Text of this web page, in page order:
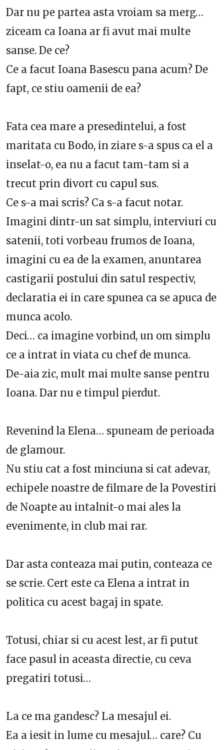
Dar nu pe partea asta vroiam sa merg…
ziceam ca Ioana ar fi avut mai multe
sanse. De ce?
Ce a facut Ioana Basescu pana acum? De
fapt, ce stiu oamenii de ea?
Fata cea mare a presedintelui, a fost
maritata cu Bodo, in ziare s-a spus ca el a
inselat-o, ea nu a facut tam-tam si a
trecut prin divort cu capul sus.
Ce s-a mai scris? Ca s-a facut notar.
Imagini dintr-un sat simplu, interviuri cu
satenii, toti vorbeau frumos de Ioana,
imagini cu ea de la examen, anuntarea
castigarii postului din satul respectiv,
declaratia ei in care spunea ca se apuca de
munca acolo.
Deci… ca imagine vorbind, un om simplu
ce a intrat in viata cu chef de munca.
De-aia zic, mult mai multe sanse pentru
Ioana. Dar nu e timpul pierdut.
Revenind la Elena… spuneam de perioada
de glamour.
Nu stiu cat a fost minciuna si cat adevar,
echipele noastre de filmare de la Povestiri
de Noapte au intalnit-o mai ales la
evenimente, in club mai rar.
Dar asta conteaza mai putin, conteaza ce
se scrie. Cert este ca Elena a intrat in
politica cu acest bagaj in spate.
Totusi, chiar si cu acest lest, ar fi putut
face pasul in aceasta directie, cu ceva
pregatiri totusi…
La ce ma gandesc? La mesajul ei.
Ea a iesit in lume cu mesajul… care? Cu